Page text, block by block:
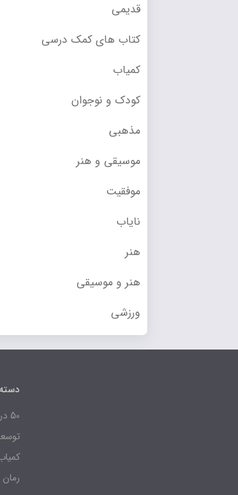
قدیمی
کتاب های کمک درسی
کمیاب
کودک و نوجوان
مذهبی
موسیقی و هنر
موفقیت
نایاب
هنر
هنر و موسیقی
ورزشی
50 درصد تخفیف
رمان